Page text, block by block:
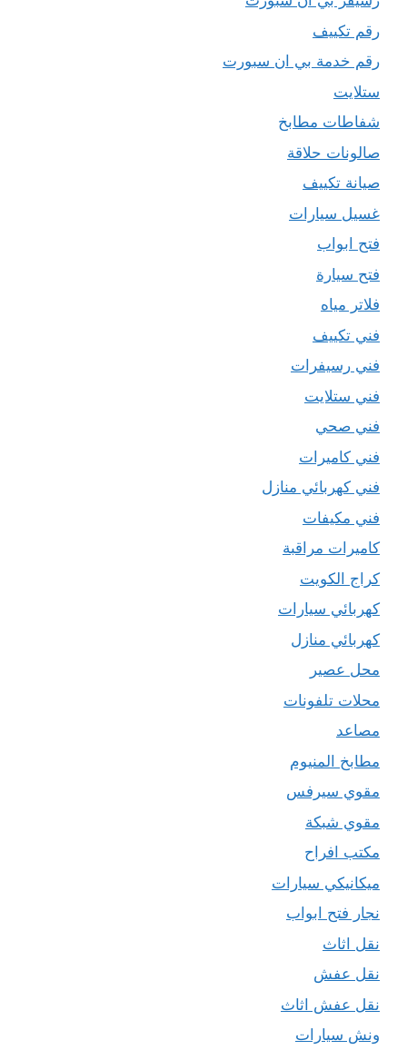
رقم تكييف
رقم خدمة بي ان سبورت
ستلايت
شفاطات مطابخ
صالونات حلاقة
صيانة تكييف
غسيل سيارات
فتح ابواب
فتح سيارة
فلاتر مياه
فني تكييف
فني رسيفرات
فني ستلايت
فني صحي
فني كاميرات
فني كهربائي منازل
فني مكيفات
كاميرات مراقبة
كراج الكويت
كهربائي سيارات
كهربائي منازل
محل عصير
محلات تلفونات
مصاعد
مطابخ المنيوم
مقوي سيرفس
مقوي شبكة
مكتب افراح
ميكانيكي سيارات
نجار فتح ابواب
نقل اثاث
نقل عفش
نقل عفش اثاث
ونش سيارات